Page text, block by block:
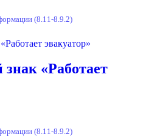
(8.11-8.9.2)
«Работает
(8.11-8.9.2)